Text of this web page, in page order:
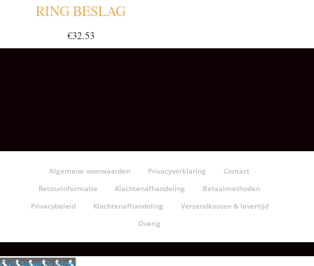
RING BESLAG
€32.53
Algemene voorwaarden Privacyverklaring
Contact
Retourinformatie
Klachtenafhandeling
Betaalmethoden
Privacybeleid
Klachtenafhandeling
Verzendkosten & levertijd
Overig